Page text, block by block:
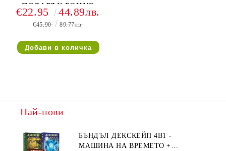
ПОДАРЪК БОНУС
ТЕСТЕ + ПИКТОМАНИЯ
€22.95 44.89лв.
€45.90 89.77лв.
Най-нови
БЪНДЪЛ ДЕКСКЕЙП 4В1 -
МАШИНА НА ВРЕМЕТО +